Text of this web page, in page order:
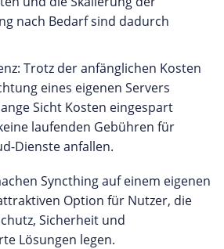
nach Bedarf sind dadurch
Trotz der anfänglichen Kosten
eines eigenen Servers
Sicht Kosten eingespart
laufenden Gebühren für
Dienste anfallen.
Syncthing auf einem eigenen
Option für Nutzer, die
Sicherheit und
Lösungen legen.